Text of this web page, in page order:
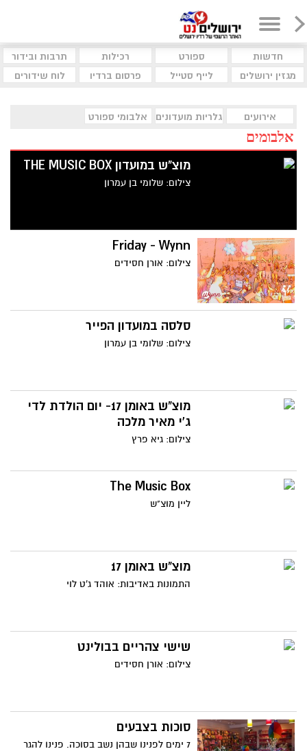
חדשות ספורט רכילות
תרבות ובידור
מגזין ירושלים
לייף סטייל פרסום ברדיו לוח שידורים
אירועים גלריות מועדונים אלבומי ספורט
אלבומים
מוצ"ש במועדון THE MUSIC BOX
צילום: שלומי בן עמרון
Friday - Wynn
צילום: אורן חסידים
סלסה במועדון הפייר
צילום: שלומי בן עמרון
מוצ"ש באומן 17- יום הולדת לדי
ג'י מאיר מלכה
צילום: גיא פרץ
The Music Box
ליין מוצ"ש
מוצ"ש באומן 17
התמונות באדיבות: אוהד ג'ט לוי
שישי צהריים בבולינט
צילום: אורן חסידים
סוכות בצבעים
7 ימים לפנינו שבהן נשב בסוכה. פנינו להגר